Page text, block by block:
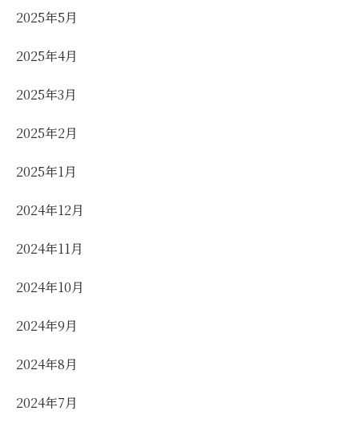
2025年5月
2025年4月
2025年3月
2025年2月
2025年1月
2024年12月
2024年11月
2024年10月
2024年9月
2024年8月
2024年7月